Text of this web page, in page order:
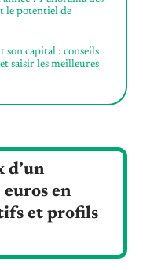
le potentiel de
capital : conseils
saisir les meilleures
d’un
en
et profils